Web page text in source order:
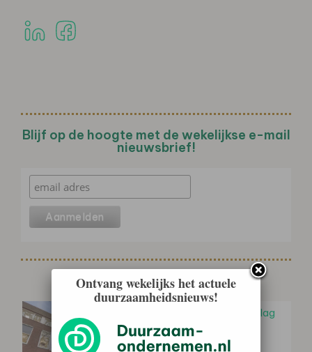
Blijf op de hoogte met de wekelijkse e-mail
nieuwsbrief!
Gerelateerd nieuws
Vermetten publiceert impactverslag
2025: ‘Elke stap telt’
Ontvang wekelijks het actuele
duurzaamheidsnieuws!